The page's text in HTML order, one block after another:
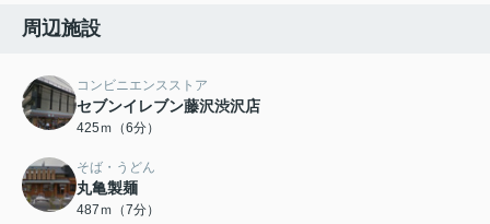
周辺施設
コンビニエンスストア
セブンイレブン藤沢渋沢店
425ｍ（6分）
そば・うどん
丸亀製麺
487ｍ（7分）